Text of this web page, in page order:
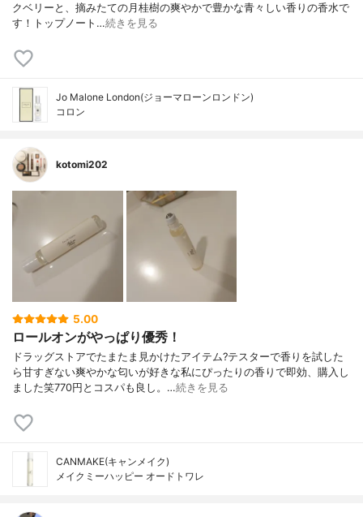
クベリーと、摘みたての月桂樹の爽やかで豊かな青々しい香りの香水で
す！トップノート…続きを見る
Jo Malone London(ジョーマローンロンドン)
コロン
kotomi202
5.00
ロールオンがやっぱり優秀！
ドラッグストアでたまたま見かけたアイテム?テスターで香りを試した
ら甘すぎない爽やかな匂いが好きな私にぴったりの香りで即効、購入し
ました笑770円とコスパも良し。…続きを見る
CANMAKE(キャンメイク)
メイクミーハッピー オードトワレ